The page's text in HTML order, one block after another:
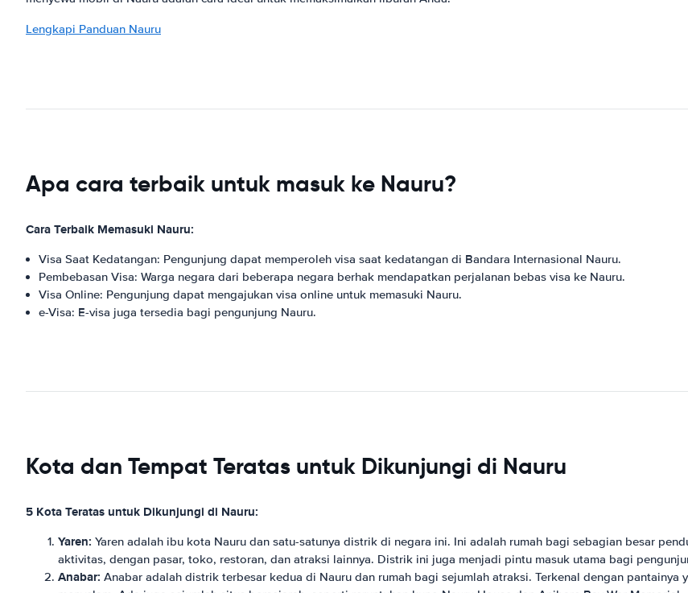
Lengkapi Panduan Nauru
Apa cara terbaik untuk masuk ke Nauru?
Cara Terbaik Memasuki Nauru:
Visa Saat Kedatangan: Pengunjung dapat memperoleh visa saat kedatangan di Bandara Internasional Nauru.
Pembebasan Visa: Warga negara dari beberapa negara berhak mendapatkan perjalanan bebas visa ke Nauru.
Visa Online: Pengunjung dapat mengajukan visa online untuk memasuki Nauru.
e-Visa: E-visa juga tersedia bagi pengunjung Nauru.
Kota dan Tempat Teratas untuk Dikunjungi di Nauru
5 Kota Teratas untuk Dikunjungi di Nauru:
Yaren: Yaren adalah ibu kota Nauru dan satu-satunya distrik di negara ini. Ini adalah rumah bagi sebagian besar
aktivitas, dengan pasar, toko, restoran, dan atraksi lainnya. Distrik ini juga menjadi pintu masuk utama bagi
Anabar: Anabar adalah distrik terbesar kedua di Nauru dan rumah bagi sejumlah atraksi. Terkenal dengan